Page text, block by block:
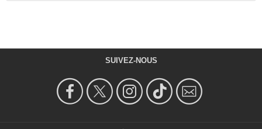
SUIVEZ-NOUS